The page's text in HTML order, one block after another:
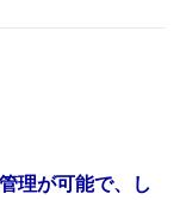
理が可能で、し